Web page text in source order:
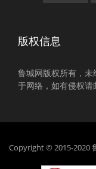
版权信息
鲁城网版权所有，
于网络，如有侵权请
Copyright © 2015-2020